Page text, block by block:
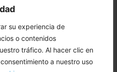
su experiencia de
o contenidos
tráfico. Al hacer clic en
a nuestro uso